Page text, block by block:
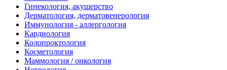
Гинекология, акушерство
Дерматология, дерматовенерология
Иммунология - аллергология
Кардиология
Колопроктология
Косметология
Маммология / онкология